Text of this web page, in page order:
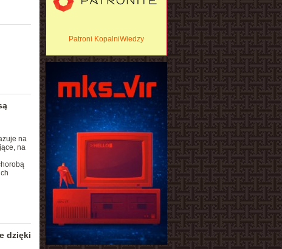
na
na
dzięki
Patroni KopalniWiedzy